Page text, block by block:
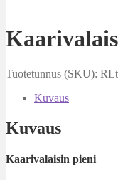
Tuotetunnus (SKU):
Kuvaus
Kuvaus
Kaarivalaisin pieni